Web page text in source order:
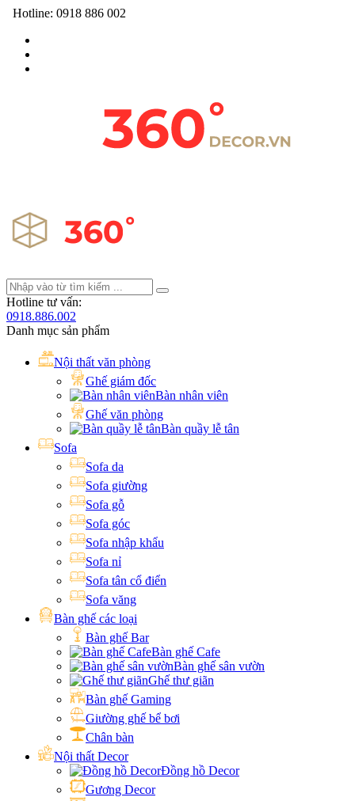
Hotline: 0918 886 002
Hotline tư vấn:
0918.886.002
Danh mục sản phẩm
Nội thất văn phòng
Ghế giám đốc
Bàn nhân viên
Ghế văn phòng
Bàn quầy lễ tân
Sofa
Sofa da
Sofa giường
Sofa gỗ
Sofa góc
Sofa nhập khẩu
Sofa nỉ
Sofa tân cổ điển
Sofa văng
Bàn ghế các loại
Bàn ghế Bar
Bàn ghế Cafe
Bàn ghế sân vườn
Ghế thư giãn
Bàn ghế Gaming
Giường ghế bể bơi
Chân bàn
Nội thất Decor
Đồng hồ Decor
Gương Decor